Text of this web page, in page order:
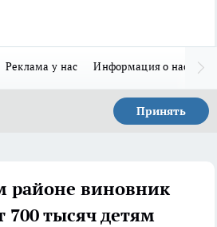
Реклама у нас Информация о нас
Принять
районе виновник
тысяч детям